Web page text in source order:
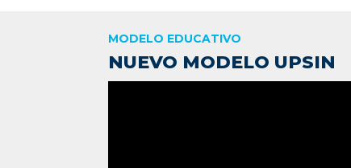
MODELO EDUCATIVO
NUEVO MODELO UPSIN